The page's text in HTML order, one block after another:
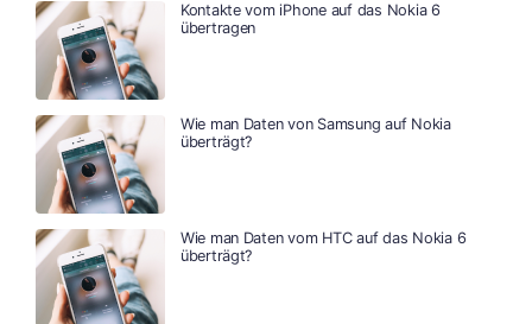
Kontakte vom iPhone auf das Nokia 6
übertragen
Wie man Daten von Samsung auf Nokia
überträgt?
Wie man Daten vom HTC auf das Nokia 6
überträgt?